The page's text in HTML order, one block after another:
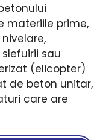
materiile prime,
sau
(elicopter)
de beton unitar,
care are